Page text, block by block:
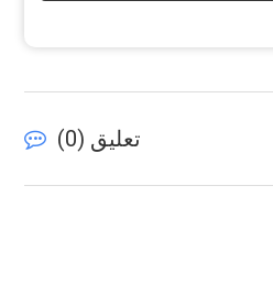
تعليق ( 0
)